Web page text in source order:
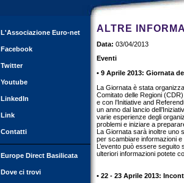
L'Associazione Euro-net
Facebook
Twitter
Youtube
LinkedIn
Link
Contatti
Europe Direct Basilicata
Dove ci trovi
ALTRE
Data: 03/04/2013
Eventi
• 9 Aprile 2013: Giornata
La Giornata è stata
Comitato delle Regioni
e con l’Initiative and
un anno dal lancio
varie esperienze degli
problemi e iniziare a
La Giornata sarà inoltre uno
per scambiare informazioni
L’evento può essere
ulteriori informazioni potete
• 22 - 23 Aprile 2013: